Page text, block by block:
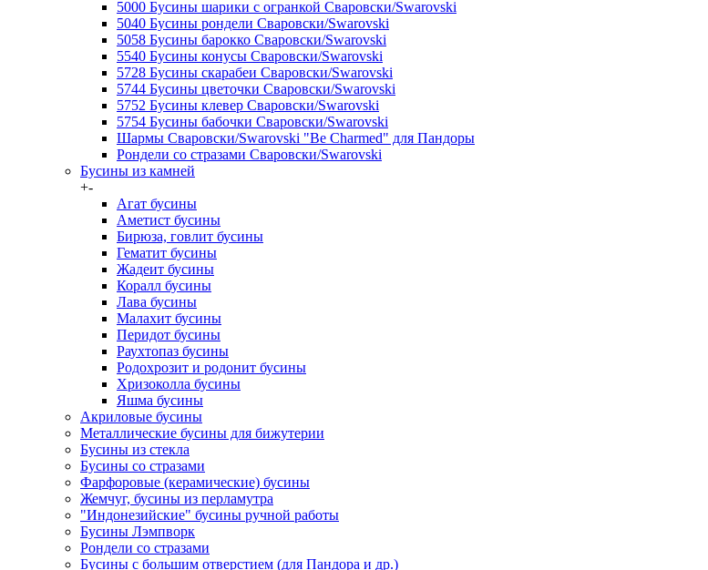
5000 Бусины шарики с огранкой Сваровски/Swarovski
5040 Бусины рондели Сваровски/Swarovski
5058 Бусины барокко Сваровски/Swarovski
5540 Бусины конусы Сваровски/Swarovski
5728 Бусины скарабеи Сваровски/Swarovski
5744 Бусины цветочки Сваровски/Swarovski
5752 Бусины клевер Сваровски/Swarovski
5754 Бусины бабочки Сваровски/Swarovski
Шармы Сваровски/Swarovski "Be Charmed" для Пандоры
Рондели со стразами Сваровски/Swarovski
Бусины из камней
+-
Агат бусины
Аметист бусины
Бирюза, говлит бусины
Гематит бусины
Жадеит бусины
Коралл бусины
Лава бусины
Малахит бусины
Перидот бусины
Раухтопаз бусины
Родохрозит и родонит бусины
Хризоколла бусины
Яшма бусины
Акриловые бусины
Металлические бусины для бижутерии
Бусины из стекла
Бусины со стразами
Фарфоровые (керамические) бусины
Жемчуг, бусины из перламутра
"Индонезийские" бусины ручной работы
Бусины Лэмпворк
Рондели со стразами
Бусины с большим отверстием (для Пандора и др.)